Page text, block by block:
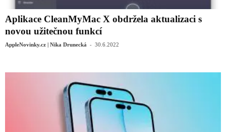
Aplikace CleanMyMac X obdržela aktualizaci s
novou užitečnou funkcí
AppleNovinky.cz | Nika Drunecká - 30.6.2022